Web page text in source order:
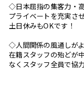
◇日本屈指の集客力・
プライベートを充実さ
土日休みもOKです！
◇人間関係の風通しが
在籍スタッフの殆どが
なくスタッフ全員で協